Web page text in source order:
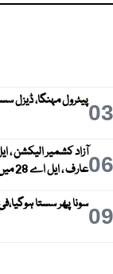
03پیٹرول مہنگا، ڈیزل
06عارف ، ایل اے 28 میں پیپلز پارٹی کے بازل نقوی کامیاب
09سونا پھر سستا